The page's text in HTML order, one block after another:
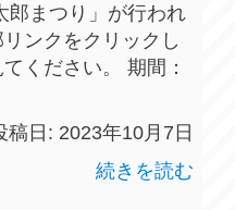
郎まつり」が行われ
ンクをクリックし
ください。 期間：
稿日: 2023年10月7日
続きを読む